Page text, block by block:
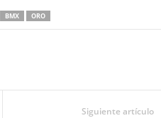
BMX ORO
Siguiente artículo